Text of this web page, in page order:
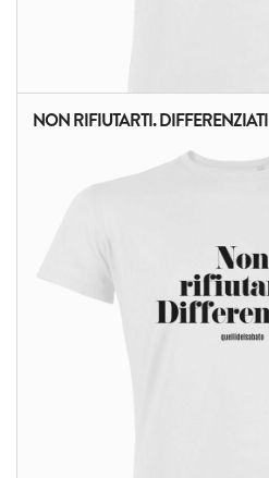
NON RIFIUTARTI. DIFFERENZIATI